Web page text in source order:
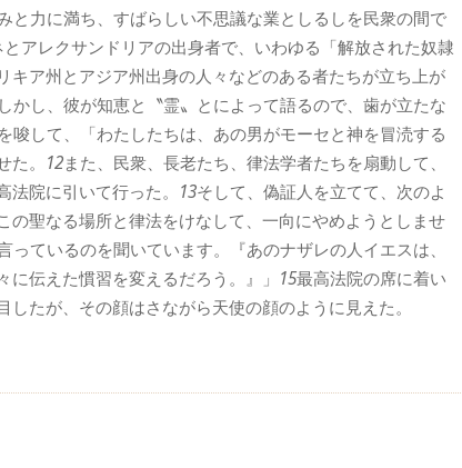
と力に満ち、すばらしい不思議な業としるしを民衆の間で
アレクサンドリアの出身者で、いわゆる「解放された奴隷
キア州とアジア州出身の人々などのある者たちが立ち上が
かし、彼が知恵と〝霊〟とによって語るので、歯が立たな
唆して、「わたしたちは、あの男がモーセと神を冒涜する
。 12また、民衆、長老たち、律法学者たちを扇動して、
院に引いて行った。 13そして、偽証人を立てて、次のよ
の聖なる場所と律法をけなして、一向にやめようとしませ
っているのを聞いています。『あのナザレの人イエスは、
伝えた慣習を変えるだろう。』」 15最高法院の席に着い
たが、その顔はさながら天使の顔のように見えた。